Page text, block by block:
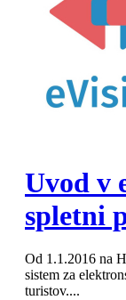
Uvod v
spletni
Od 1.1.2016 na
sistem za
turistov....